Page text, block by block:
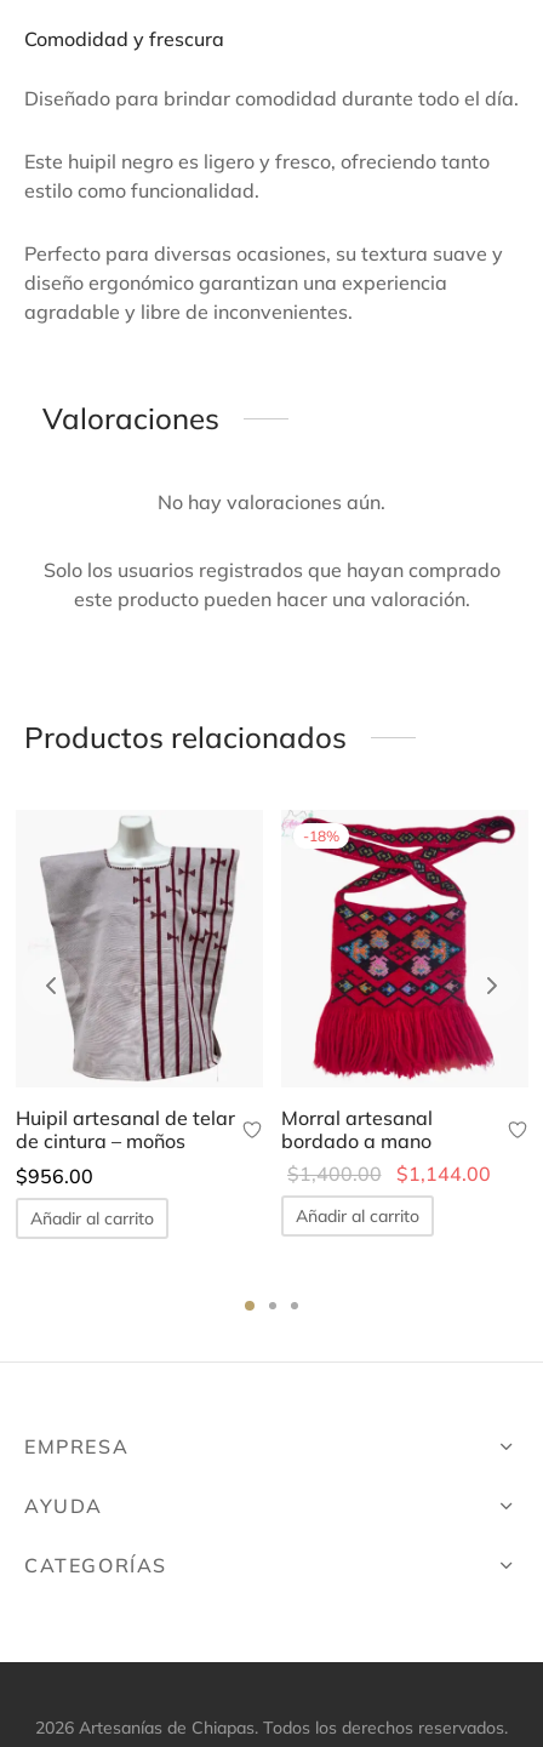
Comodidad y frescura
Diseñado para brindar comodidad durante todo el día.
Este huipil negro es ligero y fresco, ofreciendo tanto
estilo como funcionalidad.
Perfecto para diversas ocasiones, su textura suave y
diseño ergonómico garantizan una experiencia
agradable y libre de inconvenientes.
Valoraciones
No hay valoraciones aún.
Solo los usuarios registrados que hayan comprado
este producto pueden hacer una valoración.
Productos relacionados
Huipil artesanal de telar
de cintura – moños
$956.00
Añadir al carrito
-18%
Morral artesanal
bordado a mano
$1,400.00
Original
price was:
$1,400.00.
$1,144.00
Añadir al carrito
EMPRESA
AYUDA
CATEGORÍAS
2026 Artesanías de Chiapas. Todos los derechos reservados.